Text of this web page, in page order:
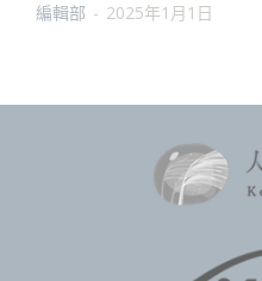
編輯部 - 2025年1月1日